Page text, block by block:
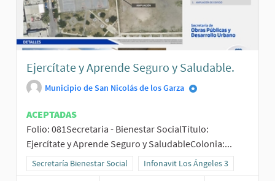
Ejercítate y Aprende Seguro y Saludable.
Municipio de San Nicolás de los Garza
ACEPTADAS
Folio: 081Secretaria - Bienestar SocialTítulo:
Ejercítate y Aprende Seguro y SaludableColonia:...
Resultados al filtrar por la categoría: Secretaría Bienestar Social
Secretaría Bienestar Social Resultados al filtrar por el ámbito:
Infonavit Los Ángeles 3